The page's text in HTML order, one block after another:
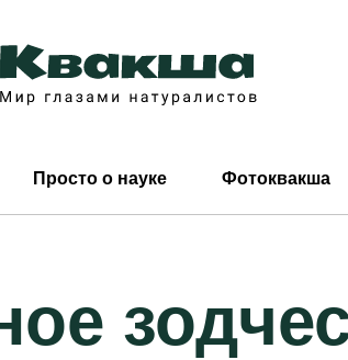
Просто о науке Фотоквакша